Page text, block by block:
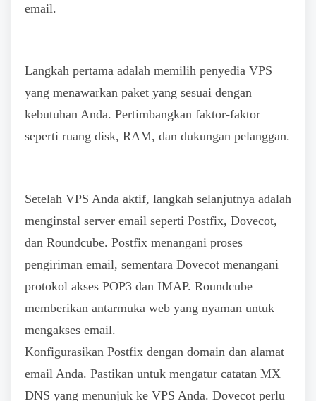
email.
Langkah pertama adalah memilih penyedia VPS
yang menawarkan paket yang sesuai dengan
kebutuhan Anda. Pertimbangkan faktor-faktor
seperti ruang disk, RAM, dan dukungan pelanggan.
Setelah VPS Anda aktif, langkah selanjutnya adalah
menginstal server email seperti Postfix, Dovecot,
dan Roundcube. Postfix menangani proses
pengiriman email, sementara Dovecot menangani
protokol akses POP3 dan IMAP. Roundcube
memberikan antarmuka web yang nyaman untuk
mengakses email.
Konfigurasikan Postfix dengan domain dan alamat
email Anda. Pastikan untuk mengatur catatan MX
DNS yang menunjuk ke VPS Anda. Dovecot perlu